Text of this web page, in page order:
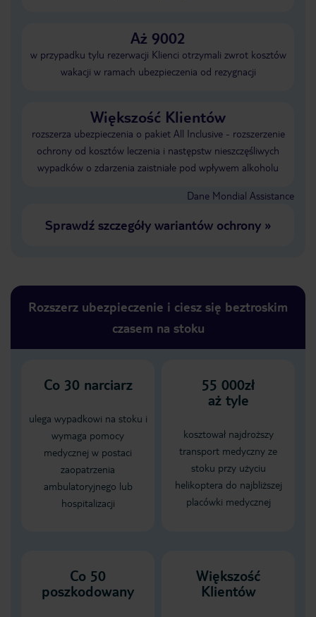
Aż 9002
w przypadku tylu rezerwacji Klienci otrzymali zwrot kosztów
wakacji w ramach ubezpieczenia od rezygnacji
Większość Klientów
rozszerza ubezpieczenia o pakiet All Inclusive - rozszerzenie
ochrony od kosztów leczenia i następstw nieszczęśliwych
wypadków o zdarzenia zaistniałe pod wpływem alkoholu
Dane Mondial Assistance
Sprawdź szczegóły wariantów ochrony»
Rozszerz ubezpieczenie i ciesz się beztroskim
czasem na stoku
Co 30 narciarz
ulega wypadkowi na stoku i
wymaga pomocy
medycznej w postaci
zaopatrzenia
ambulatoryjnego lub
hospitalizacji
55 000zł
aż tyle
kosztował najdroższy
transport medyczny ze
stoku przy użyciu
helikoptera do najbliższej
placówki medycznej
Co 50
poszkodowany
Większość
Klientów